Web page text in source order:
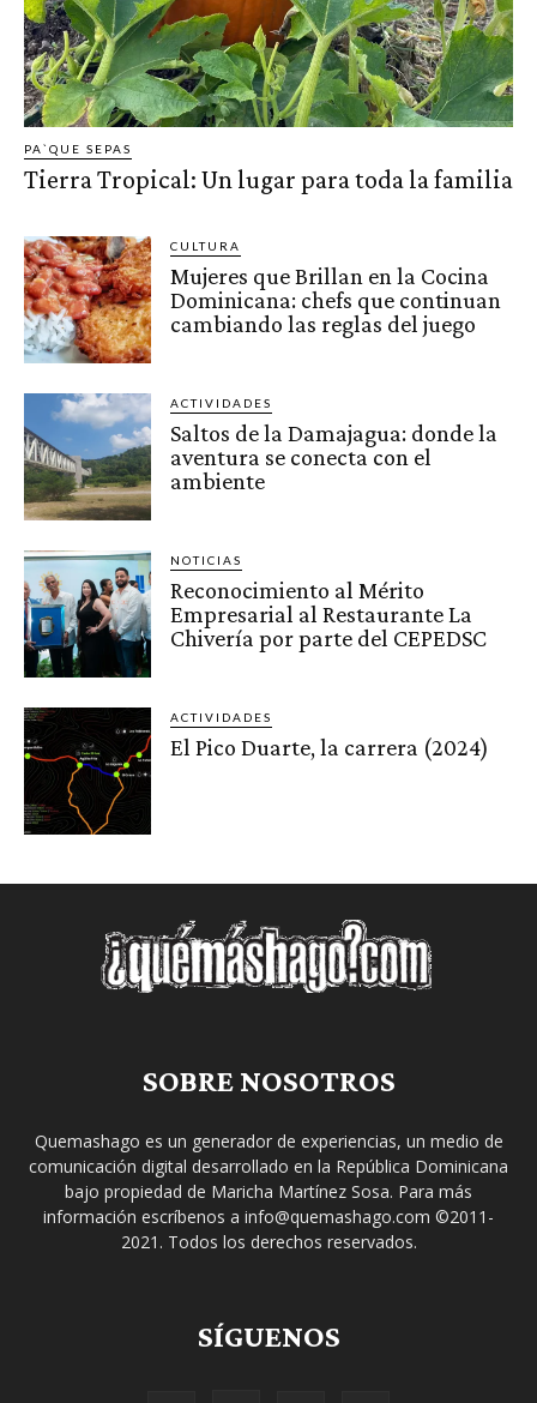
PA`QUE SEPAS
Tierra Tropical: Un lugar para toda la familia
CULTURA
Mujeres que Brillan en la Cocina
Dominicana: chefs que continuan
cambiando las reglas del juego
ACTIVIDADES
Saltos de la Damajagua: donde la
aventura se conecta con el
ambiente
NOTICIAS
Reconocimiento al Mérito
Empresarial al Restaurante La
Chivería por parte del CEPEDSC
ACTIVIDADES
El Pico Duarte, la carrera (2024)
SOBRE NOSOTROS
Quemashago es un generador de experiencias, un medio de
comunicación digital desarrollado en la República Dominicana
bajo propiedad de Maricha Martínez Sosa. Para más
información escríbenos a info@quemashago.com ©2011-
2021. Todos los derechos reservados.
SÍGUENOS